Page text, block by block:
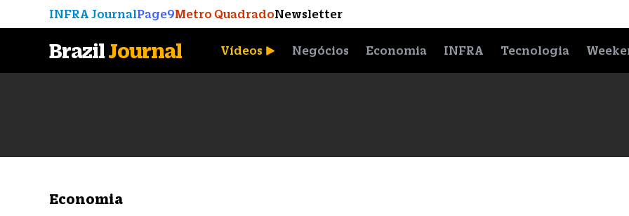
INFRA JournalPage9Metro QuadradoNewsletter
BrazilJournal Vídeos Negócios Economia INFRA Tecnologia
Economia